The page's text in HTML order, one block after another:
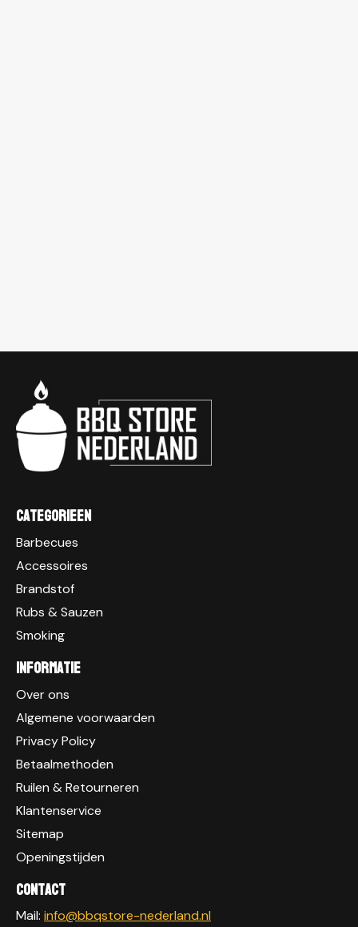
Categorieen
Barbecues
Accessoires
Brandstof
Rubs & Sauzen
Smoking
Informatie
Over ons
Algemene voorwaarden
Privacy Policy
Betaalmethoden
Ruilen & Retourneren
Klantenservice
Sitemap
Openingstijden
Contact
Mail: info@bbqstore-nederland.nl